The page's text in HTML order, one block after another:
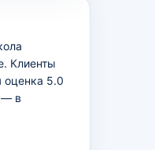
Клиенты
оценка 5.0
— в